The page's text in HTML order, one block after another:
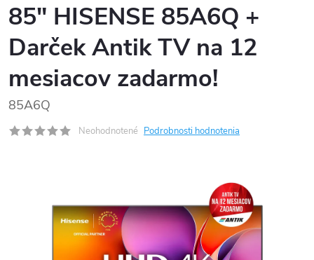
85" HISENSE 85A6Q +
Darček Antik TV na 12
mesiacov zadarmo!
85A6Q
Neohodnotené Podrobnosti hodnotenia